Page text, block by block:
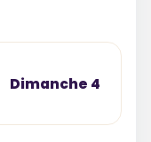
Dimanche 4